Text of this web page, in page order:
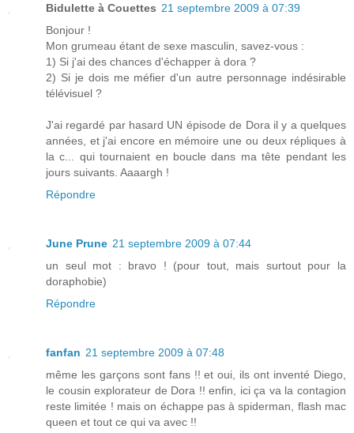
Bidulette à Couettes 21 septembre 2009 à 07:39
Bonjour !
Mon grumeau étant de sexe masculin, savez-vous :
1) Si j'ai des chances d'échapper à dora ?
2) Si je dois me méfier d'un autre personnage indésirable
télévisuel ?
J'ai regardé par hasard UN épisode de Dora il y a quelques
années, et j'ai encore en mémoire une ou deux répliques à
la c... qui tournaient en boucle dans ma tête pendant les
jours suivants. Aaaargh !
Répondre
June Prune 21 septembre 2009 à 07:44
un seul mot : bravo ! (pour tout, mais surtout pour la
doraphobie)
Répondre
fanfan 21 septembre 2009 à 07:48
même les garçons sont fans !! et oui, ils ont inventé Diego,
le cousin explorateur de Dora !! enfin, ici ça va la contagion
reste limitée ! mais on échappe pas à spiderman, flash mac
queen et tout ce qui va avec !!